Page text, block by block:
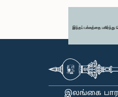
இந்தப் பக்கத்தை